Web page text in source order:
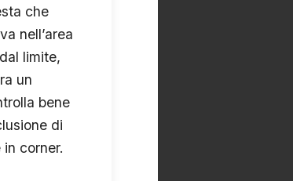
che
nell’area
limite,
un
bene
di
corner.